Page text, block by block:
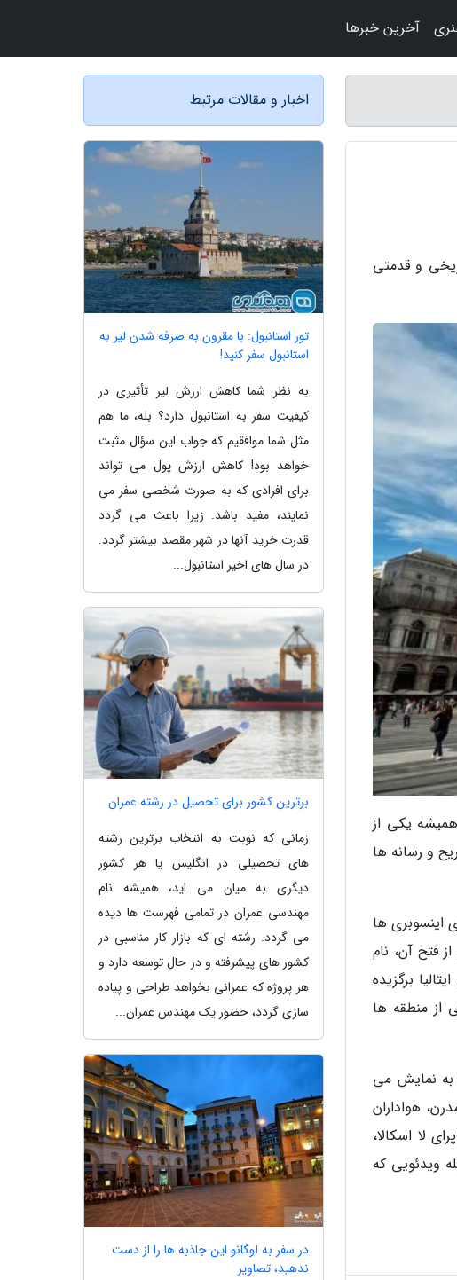
و قدمتی
یکی از
و رسانه ها
قلمروی اینسوبری ها
فتح آن، نام
برگزیده
از منطقه ها
به نمایش می
هواداران
لا اسکالا،
ویدئویی که
اخبار و مقالات مرتبط
تور استانبول: با مقرون به صرفه شدن لیر به
استانبول سفر کنید!
به نظر شما کاهش ارزش لیر تأثیری در
کیفیت سفر به استانبول دارد؟ بله، ما هم
مثل شما موافقیم که جواب این سؤال مثبت
خواهد بود! کاهش ارزش پول می تواند
برای افرادی که به صورت شخصی سفر می
نمایند، مفید باشد. زیرا باعث می گردد
قدرت خرید آنها در شهر مقصد بیشتر گردد.
در سال های اخیر استانبول...
برترین کشور برای تحصیل در رشته عمران
زمانی که نوبت به انتخاب برترین رشته
های تحصیلی در انگلیس یا هر کشور
دیگری به میان می اید، همیشه نام
مهندسی عمران در تمامی فهرست ها دیده
می گردد. رشته ای که بازار کار مناسبی در
کشور های پیشرفته و در حال توسعه دارد و
هر پروژه که عمرانی بخواهد طراحی و پیاده
سازی گردد، حضور یک مهندس عمران...
در سفر به لوگانو این جاذبه ها را از دست
ندهید، تصاویر
آخرین خبرها